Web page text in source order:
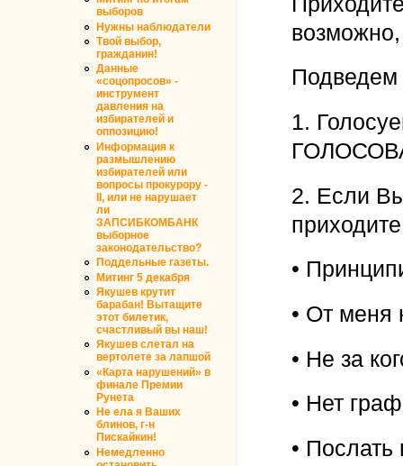
выборов
Нужны наблюдатели
Твой выбор,
гражданин!
Данные
«соцопросов» -
инструмент
давления на
избирателей и
оппозицию!
Информация к
размышлению
избирателей или
вопросы прокурору -
II, или не нарушает
ли
ЗАПСИБКОМБАНК
выборное
законодательство?
Поддельные газеты.
Митинг 5 декабря
Якушев крутит
барабан! Вытащите
этот билетик,
счастливый вы наш!
Якушев слетал на
вертолете за лапшой
«Карта нарушений» в
финале Премии
Рунета
Не ела я Ваших
блинов, г-н
Пискайкин!
Немедленно
Подведем
1.
2. Если
•
• От меня
• Не за
• Нет
•